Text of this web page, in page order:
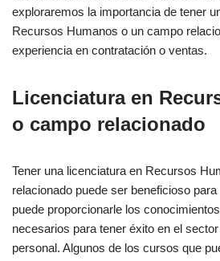
exploraremos la importancia de tener
Recursos Humanos o un campo
experiencia en contratación o ventas.
Licenciatura en
o campo relacionado
Tener una licenciatura en Recursos
relacionado puede ser beneficioso
puede proporcionarle los
necesarios para tener éxito en el
personal. Algunos de los cursos que